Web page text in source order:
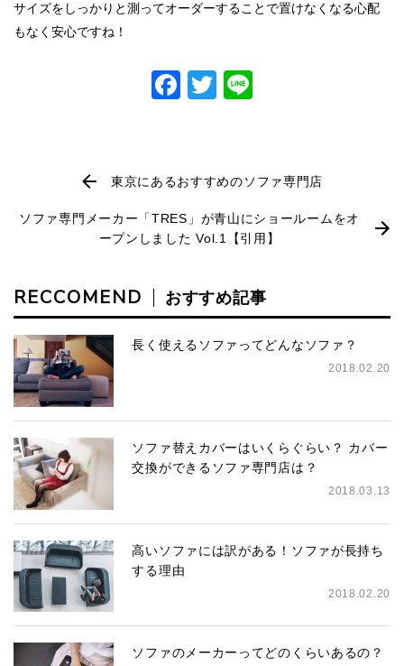
サイズをしっかりと測ってオーダーすることで置けなくなる心配
もなく安心ですね！
Facebook
Twitter
東京にあるおすすめのソファ専門店
ソファ専門メーカー「TRES」が青山にショールームをオ
ープンしました Vol.1【引用】
RECCOMEND おすすめ記事
長く使えるソファってどんなソファ？
2018.02.20
ソファ替えカバーはいくらぐらい？ カバー
交換ができるソファ専門店は？
2018.03.13
高いソファには訳がある！ソファが長持ち
する理由
2018.02.20
ソファのメーカーってどのくらいあるの？